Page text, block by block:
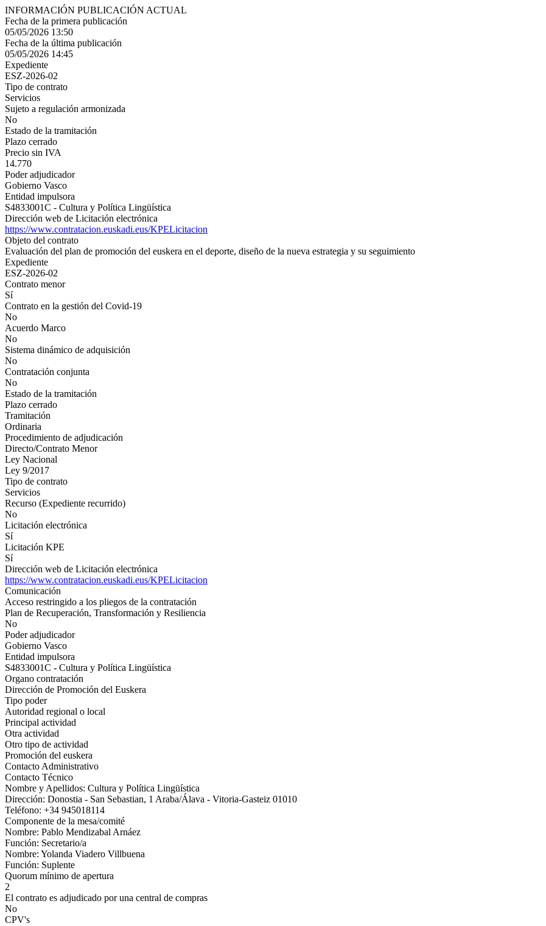
INFORMACIÓN PUBLICACIÓN ACTUAL
Fecha de la primera publicación
05/05/2026 13:50
Fecha de la última publicación
05/05/2026 14:45
Expediente
ESZ-2026-02
Tipo de contrato
Servicios
Sujeto a regulación armonizada
No
Estado de la tramitación
Plazo cerrado
Precio sin IVA
14.770
Poder adjudicador
Gobierno Vasco
Entidad impulsora
S4833001C - Cultura y Política Lingüística
Dirección web de Licitación electrónica
https://www.contratacion.euskadi.eus/KPELicitacion
Objeto del contrato
Evaluación del plan de promoción del euskera en el deporte, diseño de la nueva estrategia y su seguimiento
Expediente
ESZ-2026-02
Contrato menor
Sí
Contrato en la gestión del Covid-19
No
Acuerdo Marco
No
Sistema dinámico de adquisición
No
Contratación conjunta
No
Estado de la tramitación
Plazo cerrado
Tramitación
Ordinaria
Procedimiento de adjudicación
Directo/Contrato Menor
Ley Nacional
Ley 9/2017
Tipo de contrato
Servicios
Recurso (Expediente recurrido)
No
Licitación electrónica
Sí
Licitación KPE
Sí
Dirección web de Licitación electrónica
https://www.contratacion.euskadi.eus/KPELicitacion
Comunicación
Acceso restringido a los pliegos de la contratación
Plan de Recuperación, Transformación y Resiliencia
No
Poder adjudicador
Gobierno Vasco
Entidad impulsora
S4833001C - Cultura y Política Lingüística
Organo contratación
Dirección de Promoción del Euskera
Tipo poder
Autoridad regional o local
Principal actividad
Otra actividad
Otro tipo de actividad
Promoción del euskera
Contacto Administrativo
Contacto Técnico
Nombre y Apellidos: Cultura y Política Lingüística
Dirección: Donostia - San Sebastian, 1 Araba/Álava - Vitoria-Gasteiz 01010
Teléfono: +34 945018114
Componente de la mesa/comité
Nombre: Pablo Mendizabal Arnáez
Función: Secretario/a
Nombre: Yolanda Viadero Villbuena
Función: Suplente
Quorum mínimo de apertura
2
El contrato es adjudicado por una central de compras
No
CPV's